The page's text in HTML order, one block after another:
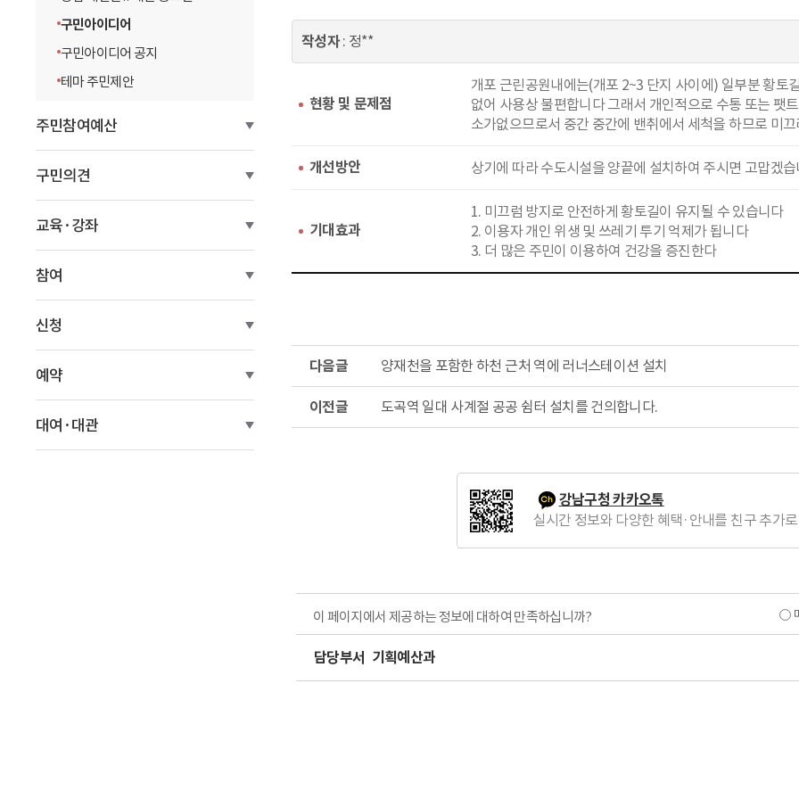
구민아이디어
구민아이디어 공지
테마 주민제안
주민참여예산
구민의견
교육·강좌
참여
신청
예약
대여·대관
작성자: 정**
현황 및 문제점
개포 근린공원내에는(개포 2~3 단지 사이에) 일부분 황토
없어 사용상 불편합니다 그래서 개인적으로 수통 또는 팻
소가없으므로서 중간 중간에 밴취에서 세척을 하므로 미
개선방안 상기에 따라 수도시설을 양끝에 설치하여 주시면
기대효과
1. 미끄럼 방지로 안전하게 황토길이 유지될 수 있습니다
2. 이용자 개인 위생 및 쓰레기 투기 억제가 됩니다
3. 더 많은 주민이 이용하여 건강을 증진한다
글
양재천을 포함한 하천 근처 역에 러너스테이션 설치
글
도곡역 일대 사계절 공공 쉼터 설치를 건의합니다.
강남구청 카카오톡
실시간 정보와 다양한 혜택·안내를 친구 추가
이 페이지에서 제공하는 정보에 대하여 만족하십니까?
담당부서 기획예산과